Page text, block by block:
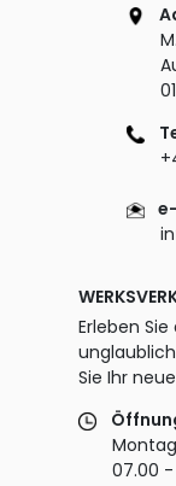
M.
Erleben
Sie Ihr
Montag
07.00 -